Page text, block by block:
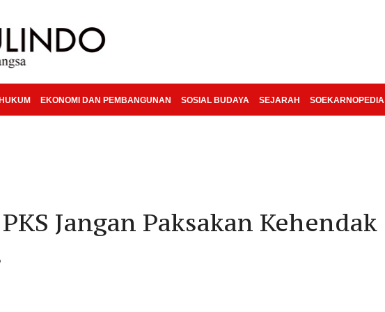
EKONOMI DAN PEMBANGUNAN SOSIAL BUDAYA SEJARAH SOEKARNOPEDIA
Jangan Paksakan Kehendak